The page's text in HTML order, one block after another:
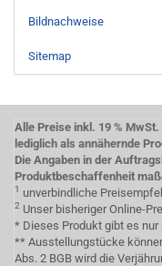
Bildnachweise
Sitemap
Alle Preise inkl. 19 %
lediglich als annähernde
Die Angaben in der
Produktbeschaffenheit
1 unverbindliche
2 Unser bisheriger Online-
* Dieses Produkt gibt es
** Ausstellungstücke
Abs. 2 BGB wird die